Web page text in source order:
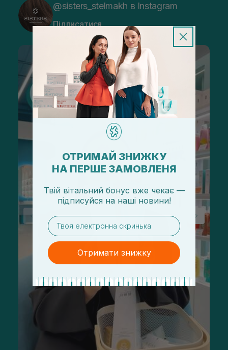
@sisters_stelmakh в Instagram
Підписатися
ОТРИМАЙ ЗНИЖКУ
НА ПЕРШЕ ЗАМОВЛЕНЯ
Твій вітальний бонус вже чекає —
підписуйся на наші новини!
email
Отримати знижку